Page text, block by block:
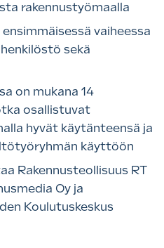
rakennustyömaalla
vaiheessa
sekä
on mukana 14
osallistuvat
hyvät käytänteensä ja
käyttöön
Rakennusteollisuus RT
Oy ja
Koulutuskeskus